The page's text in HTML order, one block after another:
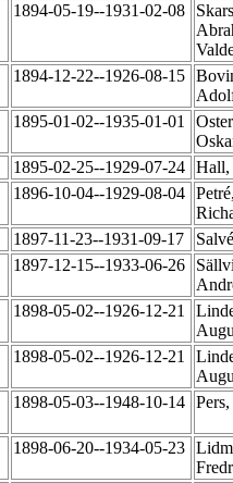
1894-05-19--1931-02-08
1894-12-22--1926-08-15
1895-01-02--1935-01-01
1895-02-25--1929-07-24
1896-10-04--1929-08-04
1897-11-23--1931-09-17
1897-12-15--1933-06-26
1898-05-02--1926-12-21
1898-05-02--1926-12-21
1898-05-03--1948-10-14
1898-06-20--1934-05-23